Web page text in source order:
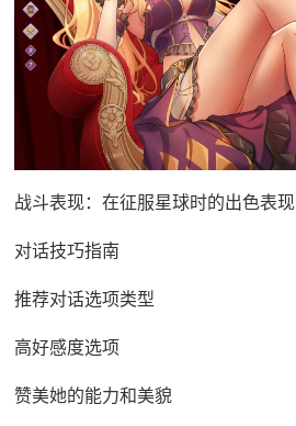
战斗表现：在征服星球时的出色表现
对话技巧指南
推荐对话选项类型
高好感度选项
赞美她的能力和美貌